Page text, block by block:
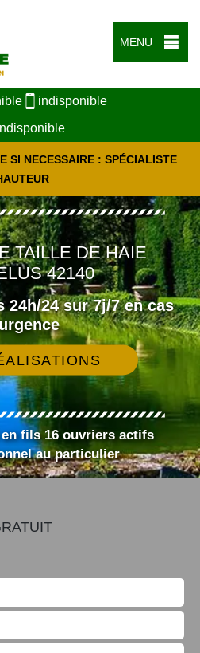
MENU
indisponible
SI NECESSAIRE : SPÉCIALISTE
TAILLE DE HAIE
42140
24h/24 sur 7j/7 en cas
fils 16 ouvriers actifs
au particulier